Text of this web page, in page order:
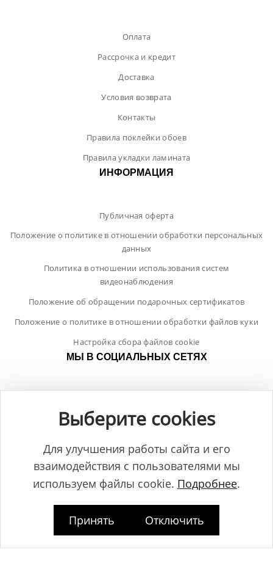
Оплата
Рассрочка и кредит
Доставка
Условия возврата
Контакты
Правила поклейки обоев
Правила укладки ламината
ИНФОРМАЦИЯ
Публичная оферта
Положение о политике в отношении обработки персональных
данных
Политика в отношении использования систем
видеонаблюдения
Положение об обращении подарочных сертификатов
Положение о политике в отношении обработки файлов куки
Настройка сбора файлов cookie
МЫ В СОЦИАЛЬНЫХ СЕТЯХ
выданное Главным управлением юстиции Гродненского
Выберите cookies
Для улучшения работы сайта и его
взаимодействия с пользователями мы
используем файлы cookie. Подробнее.
Принять Отключить